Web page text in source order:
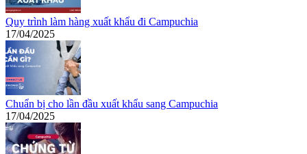
Quy trình làm hàng xuất khẩu đi Campuchia
17/04/2025
Chuẩn bị cho lần đầu xuất khẩu sang Campuchia
17/04/2025